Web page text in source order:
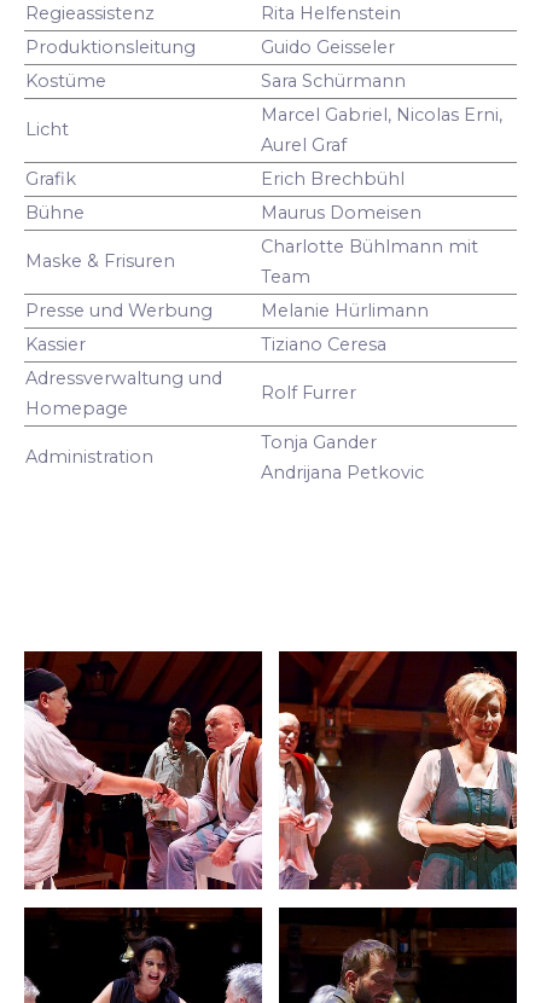
Regieassistenz
Rita Helfenstein
Produktionsleitung
Guido Geisseler
Kostüme
Sara Schürmann
Licht
Marcel Gabriel, Nicolas Erni,
Aurel Graf
Grafik
Erich Brechbühl
Bühne
Maurus Domeisen
Maske & Frisuren
Charlotte Bühlmann mit
Team
Presse und Werbung
Melanie Hürlimann
Kassier
Tiziano Ceresa
Adressverwaltung und
Homepage
Rolf Furrer
Administration
Tonja Gander
Andrijana Petkovic